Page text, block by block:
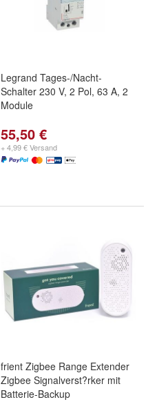
Legrand Tages-/Nacht-
Schalter 230 V, 2 Pol, 63 A, 2
Module
55,50 €
+ 4,99 € Versand
frient Zigbee Range Extender
Zigbee Signalverst?rker mit
Batterie-Backup